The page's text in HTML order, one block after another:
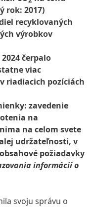
rok: 2017)
recyklovaných
výrobkov
čerpalo
viac
riadiacich pozíciách
zavedenie
na
na celom svete
udržateľnosti, v
požiadavky
informácií o
svoju správu o